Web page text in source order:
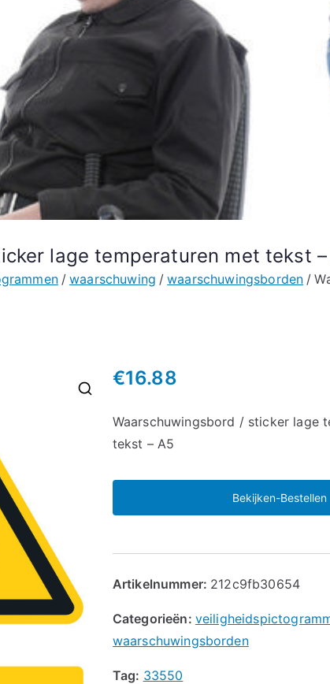
lage temperaturen met tekst –
waarschuwing waarschuwingsborden
€16.88
Waarschuwingsbord / sticker lage
tekst – A5
Bekijken-Bestellen
Artikelnummer: 212c9fb30654
Categorieën:
waarschuwingsborden
Tag: 33550